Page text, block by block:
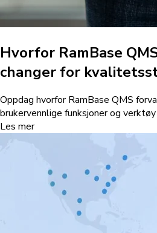
Hvorfor RamBase
changer for
Oppdag hvorfor RamBase QMS
brukervennlige funksjoner og
Les mer